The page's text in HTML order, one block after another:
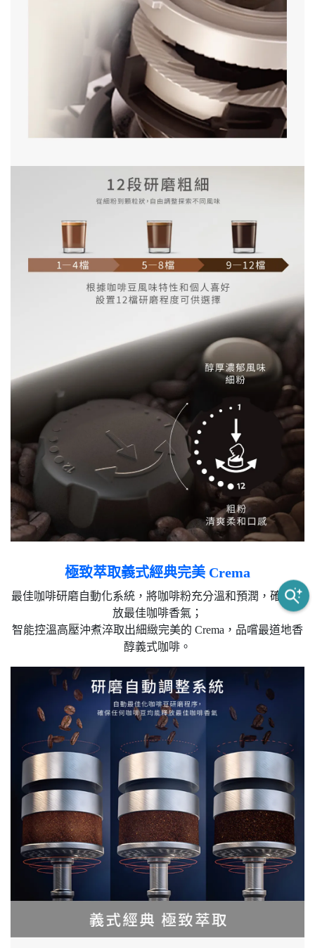
極致萃取義式經典完美 Crema
最佳咖啡研磨自動化系統，將咖啡粉充分溫和預潤，確保釋
放最佳咖啡香氣；
智能控溫高壓沖煮淬取出細緻完美的 Crema，品嚐最道地香
醇義式咖啡。